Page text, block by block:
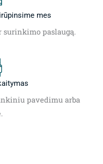
mes
paslaugą.
pavedimu arba